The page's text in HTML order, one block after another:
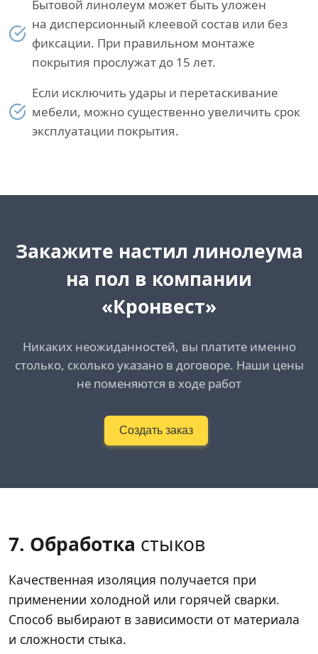
Бытовой линолеум может быть уложен
на дисперсионный клеевой состав или без
фиксации. При правильном монтаже
покрытия прослужат до 15 лет.
Если исключить удары и перетаскивание
мебели, можно существенно увеличить срок
эксплуатации покрытия.
Закажите настил линолеума
на пол в компании
«Кронвест»
Никаких неожиданностей, вы платите именно
столько, сколько указано в договоре. Наши цены
не поменяются в ходе работ
Создать заказ
7. Обработка стыков
Качественная изоляция получается при
применении холодной или горячей сварки.
Способ выбирают в зависимости от материала
и сложности стыка.